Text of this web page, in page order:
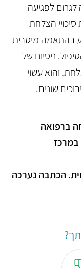
לפגיעה
הצלחת
בהתאמה מיטבית
ניסיונו של
והוא עשוי
שונים.
ברפואה
במרכז
הכתבה נערכה